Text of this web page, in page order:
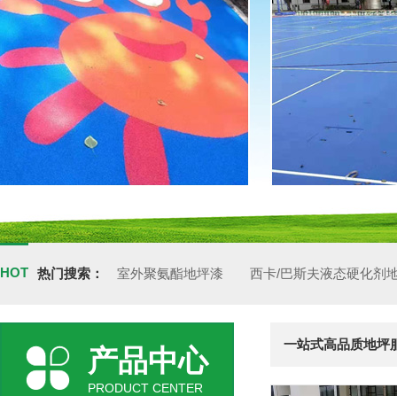
HOT 热门搜索： 室外聚氨酯地坪漆 西卡/巴斯夫液态硬化剂
产品中心
PRODUCT CENTER
一站式高品质地坪